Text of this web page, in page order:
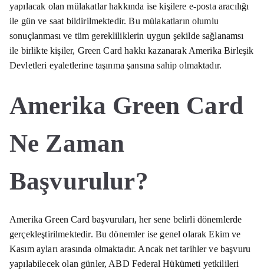
yapılacak olan mülakatlar hakkında ise kişilere e-posta aracılığı
ile gün ve saat bildirilmektedir. Bu mülakatların olumlu
sonuçlanması ve tüm gerekliliklerin uygun şekilde sağlanamsı
ile birlikte kişiler, Green Card hakkı kazanarak Amerika Birleşik
Devletleri eyaletlerine taşınma şansına sahip olmaktadır.
Amerika Green Card
Ne Zaman
Başvurulur?
Amerika Green Card başvuruları, her sene belirli dönemlerde
gerçekleştirilmektedir. Bu dönemler ise genel olarak Ekim ve
Kasım ayları arasında olmaktadır. Ancak net tarihler ve başvuru
yapılabilecek olan günler, ABD Federal Hükümeti yetkilileri